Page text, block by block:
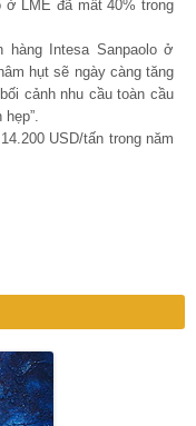
LME đã mất 40% trong
hàng Intesa Sanpaolo ở
hụt sẽ ngày càng tăng
cảnh nhu cầu toàn cầu
USD/tấn trong năm